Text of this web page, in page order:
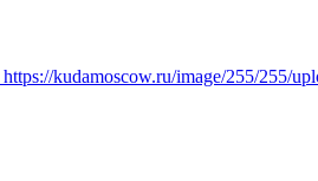
https://kudamoscow.ru/image/255/255/